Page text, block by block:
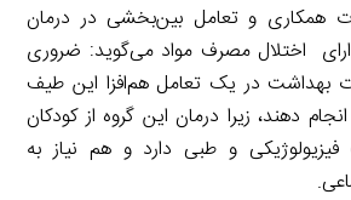
همکاری و تعامل بین‌بخشی در درمان
اختلال مصرف مواد می‌گوید: ضروری
بهداشت در یک تعامل هم‌افزا این طیف
دهند، زیرا درمان این گروه از کودکان
و طبی دارد و هم نیاز به